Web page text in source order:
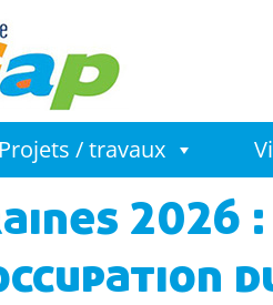
Projets / travaux
2026